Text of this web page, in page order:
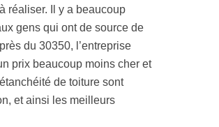
réaliser. Il y a beaucoup
gens qui ont de source de
du 30350, l’entreprise
prix beaucoup moins cher et
de toiture sont
et ainsi les meilleurs